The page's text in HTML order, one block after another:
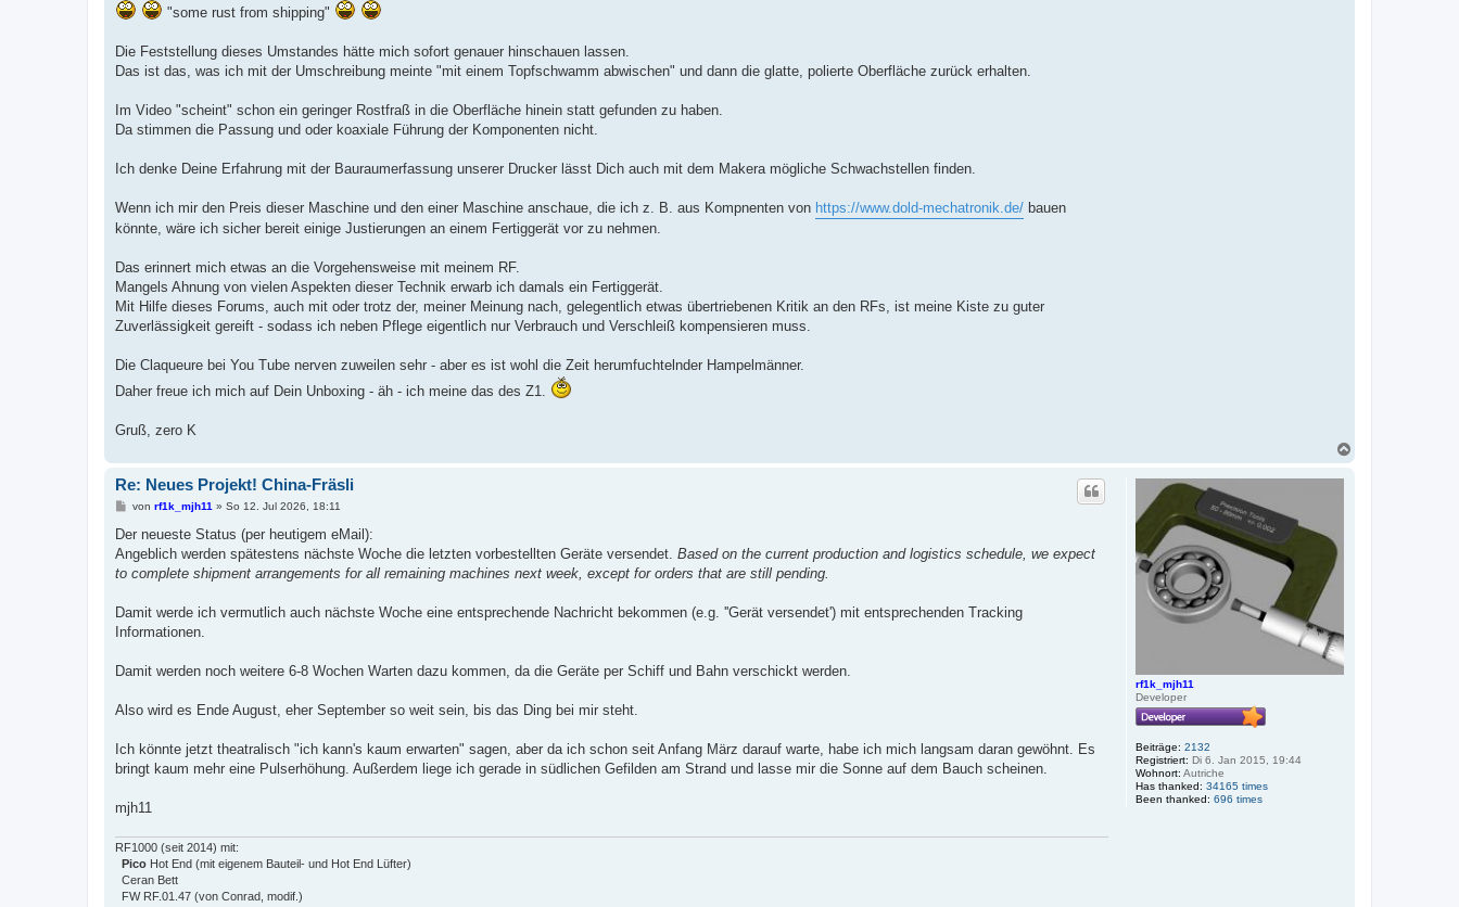
"some rust from shipping"
Die Feststellung dieses Umstandes hätte mich sofort genauer hinschauen lassen.
Das ist das, was ich mit der Umschreibung meinte "mit einem Topfschwamm abwischen" und dann die glatte, polierte Oberfläche zurück erhalten.
Im Video "scheint" schon ein geringer Rostfraß in die Oberfläche hinein statt gefunden zu haben.
Da stimmen die Passung und oder koaxiale Führung der Komponenten nicht.
Ich denke Deine Erfahrung mit der Bauraumerfassung unserer Drucker lässt Dich auch mit dem Makera mögliche Schwachstellen finden.
Wenn ich mir den Preis dieser Maschine und den einer Maschine anschaue, die ich z. B. aus Kompnenten von https://www.dold-mechatronik.de/ bauen
könnte, wäre ich sicher bereit einige Justierungen an einem Fertiggerät vor zu nehmen.
Das erinnert mich etwas an die Vorgehensweise mit meinem RF.
Mangels Ahnung von vielen Aspekten dieser Technik erwarb ich damals ein Fertiggerät.
Mit Hilfe dieses Forums, auch mit oder trotz der, meiner Meinung nach, gelegentlich etwas übertriebenen Kritik an den RFs, ist meine Kiste zu guter
Zuverlässigkeit gereift - sodass ich neben Pflege eigentlich nur Verbrauch und Verschleiß kompensieren muss.
Die Claqueure bei You Tube nerven zuweilen sehr - aber es ist wohl die Zeit herumfuchtelnder Hampelmänner.
Daher freue ich mich auf Dein Unboxing - äh - ich meine das des Z1.
Gruß, zero K
rf1k_mjh11
Developer
Beiträge: 2132
Registriert: Di 6. Jan 2015, 19:44
Wohnort: Autriche
Has thanked: 34165 times
Been thanked: 696 times
Re: Neues Projekt! China-Fräsli
B
i
r
a
von rf1k_mjh11 » So 12. Jul 2026, 18:11
Der neueste Status (per heutigem eMail):
Angeblich werden spätestens nächste Woche die letzten vorbestellten Geräte versendet. Based on the current production and logistics schedule, we expect
to complete shipment arrangements for all remaining machines next week, except for orders that are still pending.
Damit werde ich vermutlich auch nächste Woche eine entsprechende Nachricht bekommen (e.g. ''Gerät versendet') mit entsprechenden Tracking
Informationen.
Damit werden noch weitere 6-8 Wochen Warten dazu kommen, da die Geräte per Schiff und Bahn verschickt werden.
Also wird es Ende August, eher September so weit sein, bis das Ding bei mir steht.
Ich könnte jetzt theatralisch "ich kann's kaum erwarten" sagen, aber da ich schon seit Anfang März darauf warte, habe ich mich langsam daran gewöhnt. Es
bringt kaum mehr eine Pulserhöhung. Außerdem liege ich gerade in südlichen Gefilden am Strand und lasse mir die Sonne auf dem Bauch scheinen.
mjh11
RF1000 (seit 2014) mit:
Pico Hot End (mit eigenem Bauteil- und Hot End Lüfter)
Ceran Bett
FW RF.01.47 (von Conrad, modif.)